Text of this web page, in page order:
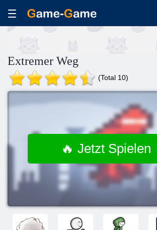
Extremer Weg
(Total 10)
🔥 Jetzt Spielen